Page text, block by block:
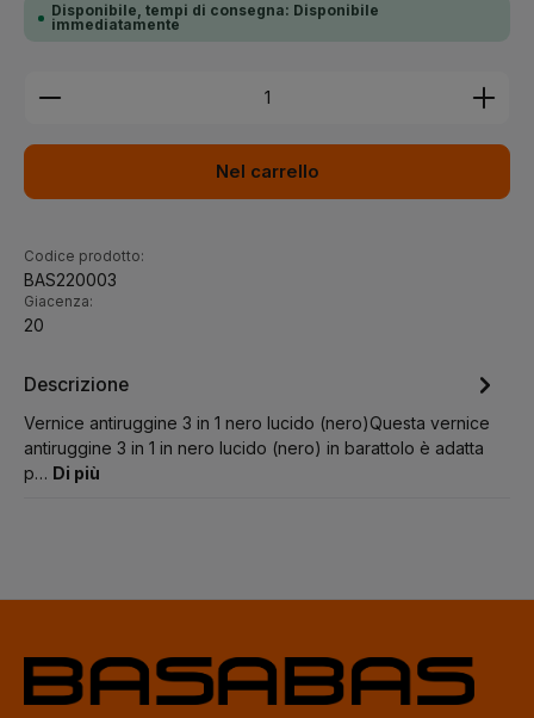
Disponibile, tempi di consegna: Disponibile
immediatamente
Quantità del prodotto: inserisci la quantità
Nel carrello
Codice prodotto:
BAS220003
Giacenza:
20
Descrizione
Vernice antiruggine 3 in 1 nero lucido (nero)Questa vernice
antiruggine 3 in 1 in nero lucido (nero) in barattolo è adatta
p… Di più